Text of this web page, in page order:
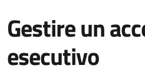
Gestire un
esecutivo